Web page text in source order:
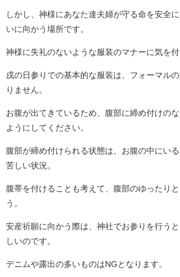
しかし、神様にあなた達夫婦が守る命を安全
いに向かう場所です。
神様に失礼のないような服装のマナーに気を付
戌の日参りでの基本的な服装は、フォーマル
りません。
お腹が出てきているため、腹部に締め付けの
ようにしてください。
腹部が締め付けられる状態は、お腹の中にい
苦しい状況。
腹帯を付けることも考えて、腹部のゆったり
う。
安産祈願に向かう際は、神社でお参りを行う
しいのです。
デニムや露出の多いものはNGとなります。